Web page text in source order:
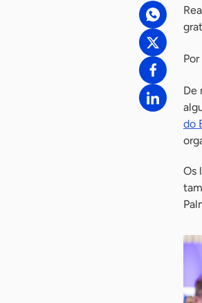
Por
De
do
Os